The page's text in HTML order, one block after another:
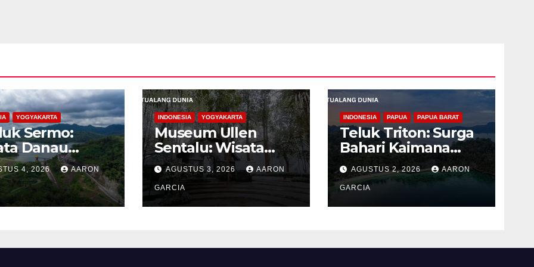
YOGYAKARTA
Sermo:
Danau
yang
di
Kulon
4, 2026 AARON
INDONESIA YOGYAKARTA
Museum Ullen
Sentalu: Wisata
Budaya Jawa yang
Elegan di Lereng
Kaliurang
AGUSTUS 3, 2026 AARON
GARCIA
INDONESIA PAPUA PAPUA BARAT
Teluk Triton: Surga
Bahari Kaimana
dengan Laut Biru
AGUSTUS 2, 2026 AARON
GARCIA